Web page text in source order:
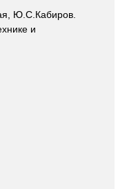
Ю.С.Кабиров.
и